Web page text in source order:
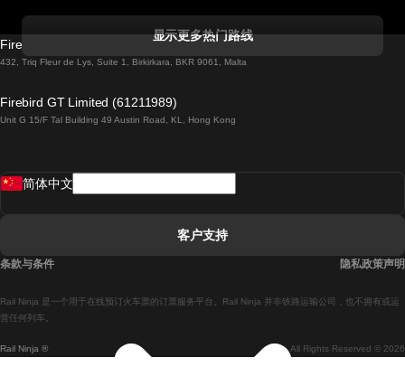
都柏林開往戈尔韦的列車
羅馬開往拿坡里的列車
馬德里開往巴塞罗那的列車
显示更多热门路线
Firebird GT Limited (OC 1451)
432, Triq Fleur de Lys, Suite 1, Birkirkara, BKR 9061, Malta
Firebird GT Limited (61211989)
Unit G 15/F Tal Building 49 Austin Road, KL, Hong Kong
Rail Ninja ® All Rights Reserved © 2026
Rail Ninja 是一个用于在线预订火车票的订票服务平台。Rail Ninja 并非铁路运输公司，也不拥有或运
营任何列车。
简体中文
客户支持
条款与条件 隐私政策声明